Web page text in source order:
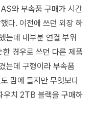
와 부속품 구매가 시간
다. 이전에 쓰던 외장 하
는데 대부분 연결 부위
경우로 쓰던 다른 제품
는데 구형이라 부속품
맘에 들지만 무엇보다
우치 2TB 블랙을 구매하